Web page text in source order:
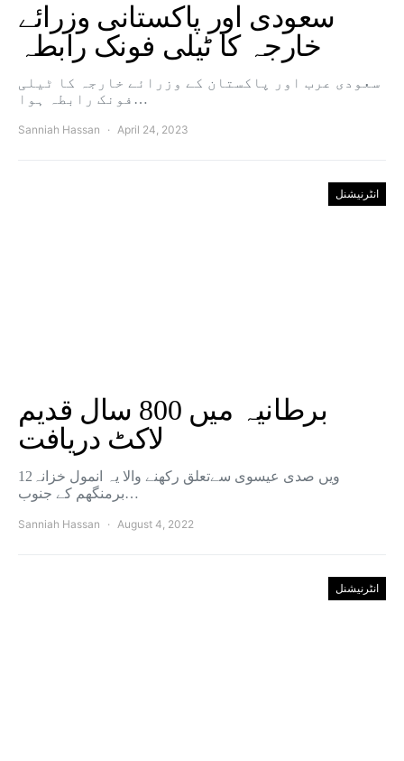
سعودی اور پاکستانی وزرائے
خارجہ کا ٹیلی فونک رابطہ
سعودی عرب اور پاکستان کے وزرائے خارجہ کا ٹیلی
فونک رابطہ ہوا…
Sanniah Hassan April 24, 2023
انٹرنیشنل
برطانیہ میں 800 سال قدیم
لاکٹ دریافت
12ویں صدی عیسوی سےتعلق رکھنے والا یہ انمول خزانہ
برمنگھم کے جنوب…
Sanniah Hassan August 4, 2022
انٹرنیشنل